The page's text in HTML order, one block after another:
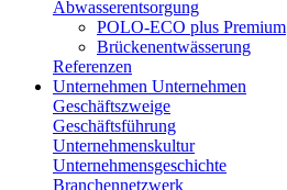
Abwasserentsorgung
POLO-ECO plus Premium
Brückenentwässerung
Referenzen
Unternehmen Unternehmen
Geschäftszweige
Geschäftsführung
Unternehmenskultur
Unternehmensgeschichte
Branchennetzwerk